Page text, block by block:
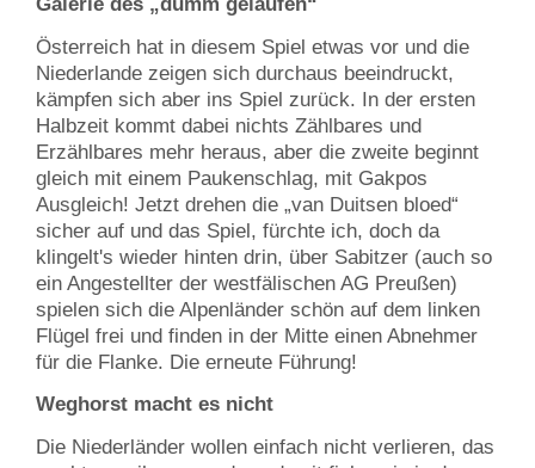
Galerie des „dumm gelaufen“
Österreich hat in diesem Spiel etwas vor und die
Niederlande zeigen sich durchaus beeindruckt,
kämpfen sich aber ins Spiel zurück. In der ersten
Halbzeit kommt dabei nichts Zählbares und
Erzählbares mehr heraus, aber die zweite beginnt
gleich mit einem Paukenschlag, mit Gakpos
Ausgleich! Jetzt drehen die „van Duitsen bloed“
sicher auf und das Spiel, fürchte ich, doch da
klingelt's wieder hinten drin, über Sabitzer (auch so
ein Angestellter der westfälischen AG Preußen)
spielen sich die Alpenländer schön auf dem linken
Flügel frei und finden in der Mitte einen Abnehmer
für die Flanke. Die erneute Führung!
Weghorst macht es nicht
Die Niederländer wollen einfach nicht verlieren, das